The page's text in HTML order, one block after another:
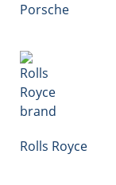
Porsche
Rolls Royce